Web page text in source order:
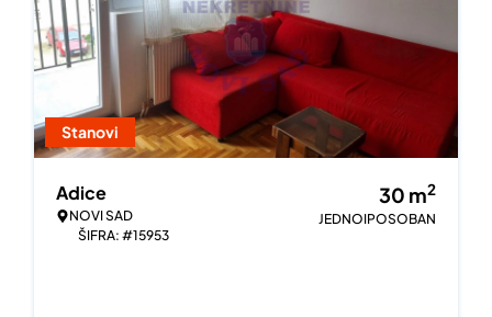
Stanovi
Adice
NOVI SAD
ŠIFRA: #15953
30 m2
JEDNOIPOSOBAN